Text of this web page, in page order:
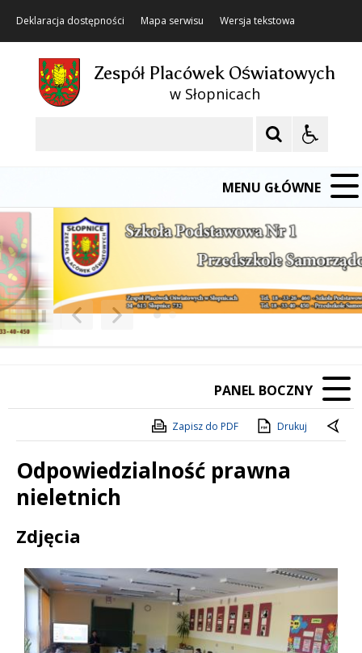
Deklaracja dostępności Mapa serwisu Wersja tekstowa
Zespół Placówek Oświatowych
w Słopnicach
MENU GŁÓWNE
Poprzedni Element
Następny Element
❚❚
PANEL BOCZNY
Zapisz do PDF Drukuj
Odpowiedzialność prawna
nieletnich
Treść
Zdjęcia